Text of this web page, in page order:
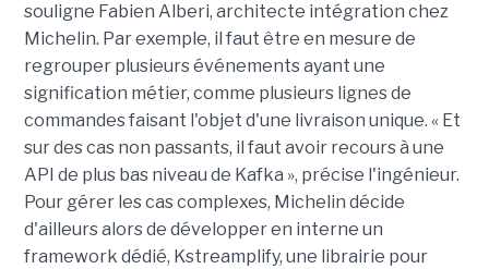
souligne Fabien Alberi, architecte intégration chez
Michelin. Par exemple, il faut être en mesure de
regrouper plusieurs événements ayant une
signification métier, comme plusieurs lignes de
commandes faisant l'objet d'une livraison unique. « Et
sur des cas non passants, il faut avoir recours à une
API de plus bas niveau de Kafka », précise l'ingénieur.
Pour gérer les cas complexes, Michelin décide
d'ailleurs alors de développer en interne un
framework dédié, Kstreamplify, une librairie pour